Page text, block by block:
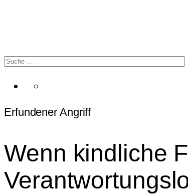
Erfundener Angriff
Wenn kindliche